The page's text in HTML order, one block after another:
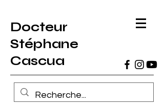
Docteur
Stéphane
Cascua